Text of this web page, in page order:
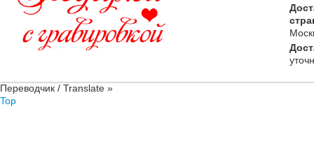
Переводчик / Translate »
Top